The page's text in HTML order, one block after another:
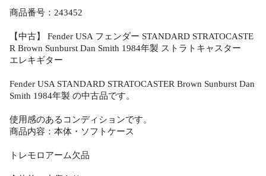
商品番号：243452
【中古】 Fender USA フェンダー STANDARD STRATOCASTE
R Brown Sunburst Dan Smith 1984年製 ストラトキャスター
エレキギター
Fender USA STANDARD STRATOCASTER Brown Sunburst Dan
Smith 1984年製 の中古品です。
使用感のあるコンディションです。
商品内容：本体・ソフトケース
トレモロアーム欠品